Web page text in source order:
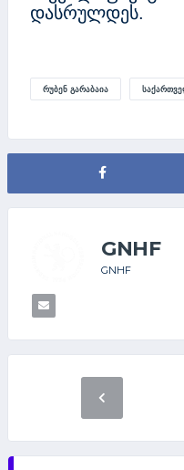
დასრულდეს.
ᲠᲣᲑᲔᲜ ᲒᲐᲠᲐᲑᲐᲘᲐ
GNHF
GNHF